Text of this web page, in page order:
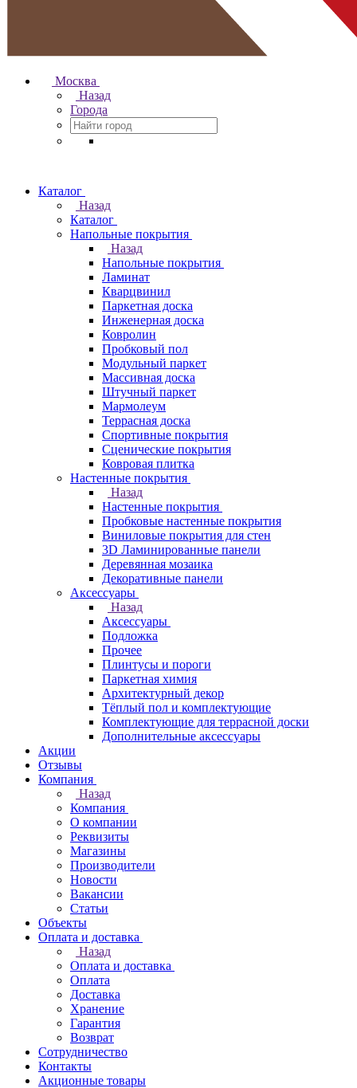
Москва
Назад
Города
Каталог
Назад
Каталог
Напольные покрытия
Назад
Напольные покрытия
Ламинат
Кварцвинил
Паркетная доска
Инженерная доска
Ковролин
Пробковый пол
Модульный паркет
Массивная доска
Штучный паркет
Мармолеум
Террасная доска
Спортивные покрытия
Сценические покрытия
Ковровая плитка
Настенные покрытия
Назад
Настенные покрытия
Пробковые настенные покрытия
Виниловые покрытия для стен
3D Ламинированные панели
Деревянная мозаика
Декоративные панели
Аксессуары
Назад
Аксессуары
Подложка
Прочее
Плинтусы и пороги
Паркетная химия
Архитектурный декор
Тёплый пол и комплектующие
Комплектующие для террасной доски
Дополнительные аксессуары
Акции
Отзывы
Компания
Назад
Компания
О компании
Реквизиты
Магазины
Производители
Новости
Вакансии
Статьи
Объекты
Оплата и доставка
Назад
Оплата и доставка
Оплата
Доставка
Хранение
Гарантия
Возврат
Сотрудничество
Контакты
Акционные товары